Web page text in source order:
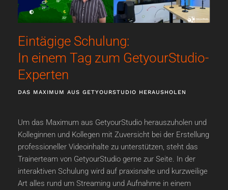
Eintägige Schulung:
In einem Tag zum GetyourStudio-
Experten
DAS MAXIMUM AUS GETYOURSTUDIO HERAUSHOLEN
Um das Maximum aus GetyourStudio herauszuholen und
Kolleginnen und Kollegen mit Zuversicht bei der Erstellung
professioneller Videoinhalte zu unterstützen, steht das
Trainerteam von GetyourStudio gerne zur Seite. In der
interaktiven Schulung wird auf praxisnahe und kurzweilige
Art alles rund um Streaming und Aufnahme in einem